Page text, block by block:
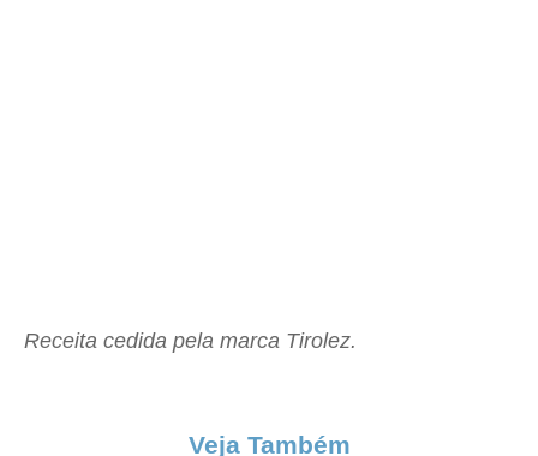
Receita cedida pela marca Tirolez.
Veja Também